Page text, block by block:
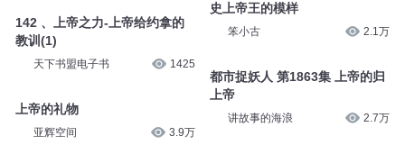
142 、上帝之力-上帝给约拿的
教训(1)
天下书盟电子书 1425
上帝的礼物
亚辉空间 3.9万
史上帝王的模样
笨小古 2.1万
都市捉妖人 第1863集 上帝的归
上帝
讲故事的海浪 2.7万